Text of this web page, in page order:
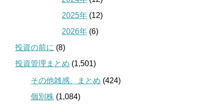
2025年 (12)
2026年 (6)
投資の前に (8)
投資管理まとめ (1,501)
その他雑感、まとめ (424)
個別株 (1,084)